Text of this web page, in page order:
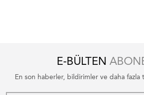
E-BÜLTEN
En son haberler, bildirimler ve daha fazla